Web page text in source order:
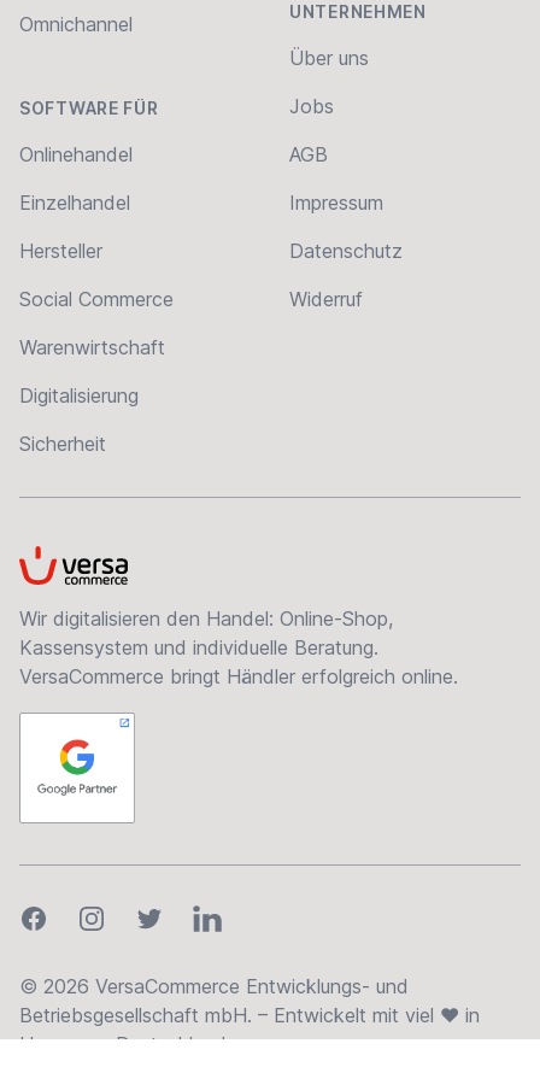
Omnichannel
SOFTWARE FÜR
Onlinehandel
Einzelhandel
Hersteller
Social Commerce
Warenwirtschaft
Digitalisierung
Sicherheit
UNTERNEHMEN
Über uns
Jobs
AGB
Impressum
Datenschutz
Widerruf
VersaCommerce
Wir digitalisieren den Handel: Online-Shop,
Kassensystem und individuelle Beratung.
VersaCommerce bringt Händler erfolgreich online.
FacebookInstagramTwitterLinkedIn
© 2026 VersaCommerce Entwicklungs- und
Betriebsgesellschaft mbH. – Entwickelt mit viel ❤ in
Hannover, Deutschland.